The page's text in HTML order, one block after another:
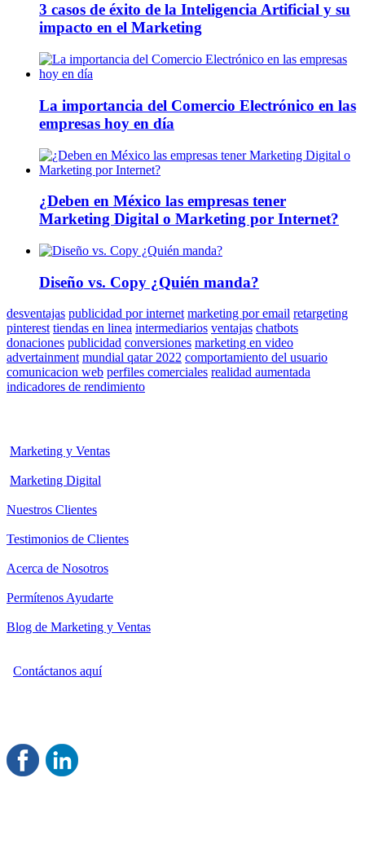
3 casos de éxito de la Inteligencia Artificial y su
impacto en el Marketing
La importancia del Comercio Electrónico en las
empresas hoy en día
¿Deben en México las empresas tener
Marketing Digital o Marketing por Internet?
Diseño vs. Copy ¿Quién manda?
desventajas publicidad por internet marketing por email retargeting
pinterest tiendas en linea intermediarios ventajas chatbots
donaciones publicidad conversiones marketing en video
advertainment mundial qatar 2022 comportamiento del usuario
comunicacion web perfiles comerciales realidad aumentada
indicadores de rendimiento
Marketing y Ventas
Marketing Digital
Nuestros Clientes
Testimonios de Clientes
Acerca de Nosotros
Permítenos Ayudarte
Blog de Marketing y Ventas
Contáctanos aquí